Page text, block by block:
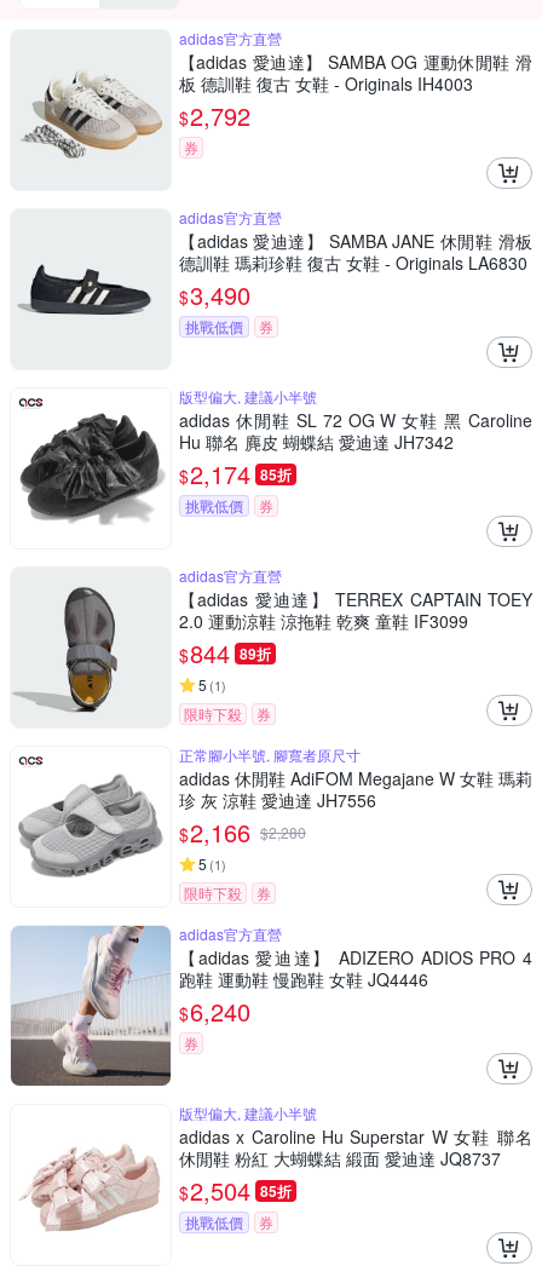
adidas官方直營
【adidas 愛迪達】 SAMBA OG 運動休閒鞋 滑
板 德訓鞋 復古 女鞋 - Originals IH4003
$2,792
券
adidas官方直營
【adidas 愛迪達】 SAMBA JANE 休閒鞋 滑板
德訓鞋 瑪莉珍鞋 復古 女鞋 - Originals LA6830
$3,490
挑戰低價 券
版型偏大, 建議小半號
adidas 休閒鞋 SL 72 OG W 女鞋 黑 Caroline
Hu 聯名 麂皮 蝴蝶結 愛迪達 JH7342
$2,174 85折
挑戰低價 券
adidas官方直營
【adidas 愛迪達】 TERREX CAPTAIN TOEY
2.0 運動涼鞋 涼拖鞋 乾爽 童鞋 IF3099
$844 89折
5 (1)
限時下殺
券
正常腳小半號, 腳寬者原尺寸
adidas 休閒鞋 AdiFOM Megajane W 女鞋 瑪莉
珍 灰 涼鞋 愛迪達 JH7556
$2,166 $2,280
5 (1)
限時下殺
券
adidas官方直營
【adidas 愛迪達】 ADIZERO ADIOS PRO 4
跑鞋 運動鞋 慢跑鞋 女鞋 JQ4446
$6,240
券
版型偏大, 建議小半號
adidas x Caroline Hu Superstar W 女鞋 聯名
休閒鞋 粉紅 大蝴蝶結 緞面 愛迪達 JQ8737
$2,504 85折
挑戰低價 券